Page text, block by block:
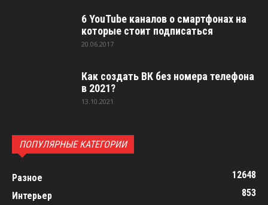
6 YouTube каналов о смартфонах на
которые стоит подписаться
20.06.2017
Как создать ВК без номера телефона
в 2021?
13.10.2021
ПОПУЛЯРНЫЕ КАТЕГОРИИ
Разное
12648
Интерьер
853